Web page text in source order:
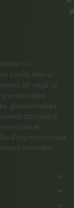
OÜ
saada öko-ja
on väga lai
e-poe kiire
gluteenivabad
ja
mis ei
missiooniks
tervislike
keyboard_arrow_down
keyboard_arrow_down